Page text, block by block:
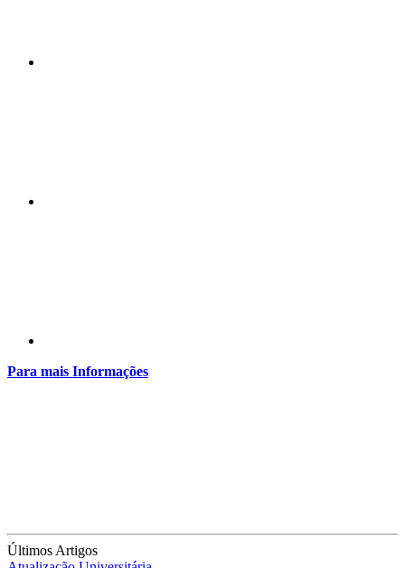
Para mais Informações
Últimos Artigos